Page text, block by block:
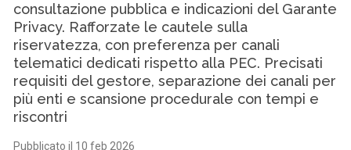
consultazione pubblica e indicazioni del Garante
Privacy. Rafforzate le cautele sulla
riservatezza, con preferenza per canali
telematici dedicati rispetto alla PEC. Precisati
requisiti del gestore, separazione dei canali per
più enti e scansione procedurale con tempi e
riscontri
Pubblicato il 10 feb 2026